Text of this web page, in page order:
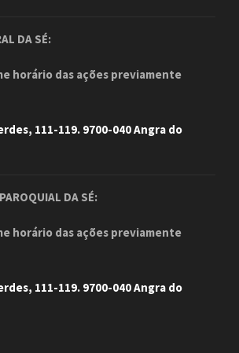
DA SÉ:
horário das ações previamente
111-119. 9700-040 Angra do
DA SÉ:
horário das ações previamente
111-119. 9700-040 Angra do